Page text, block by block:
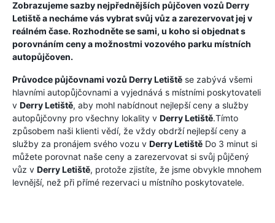
Zobrazujeme sazby nejpřednějších půjčoven vozů Derry
Letištěa necháme vás vybrat svůj vůz a zarezervovat jej v
reálném čase. Rozhodněte se sami, u koho si objednat s
porovnáním ceny a možnostmi vozového parku místních
autopůjčoven.
Průvodce půjčovnami vozů Derry Letiště se zabývá všemi
hlavními autopůjčovnami a vyjednává s místními poskytovateli
v Derry Letiště, aby mohl nabídnout nejlepší ceny a služby
autopůjčovny pro všechny lokality v Derry Letiště.Tímto
způsobem naši klienti vědí, že vždy obdrží nejlepší ceny a
služby za pronájem svého vozu v Derry Letiště Do 3 minut si
můžete porovnat naše ceny a zarezervovat si svůj půjčený
vůz v Derry Letiště, protože zjistíte, že jsme obvykle mnohem
levnější, než při přímé rezervaci u místního poskytovatele.